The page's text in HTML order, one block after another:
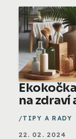
na zdraví
TIPY A RADY
22. 02. 2024